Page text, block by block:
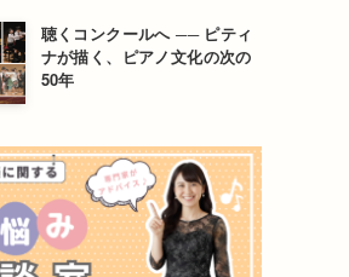
聴くコンクールへ ── ピティ
ナが描く、ピアノ文化の次の
50年